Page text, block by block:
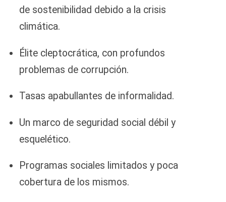
de sostenibilidad debido a la crisis
climática.
Élite cleptocrática, con profundos
problemas de corrupción.
Tasas apabullantes de informalidad.
Un marco de seguridad social débil y
esquelético.
Programas sociales limitados y poca
cobertura de los mismos.